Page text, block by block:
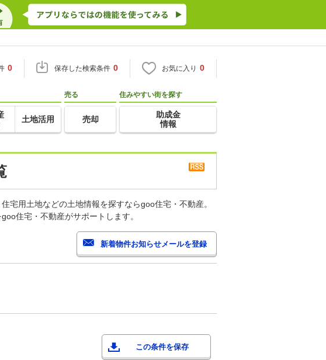
0 保存した検索条件 0 お気に入り 0
土地活用
売る
売却
住みやすい街を探す
助成金
情報
宅用土地などの土地情報を探すならgoo住宅・不動産。
住宅・不動産がサポートします。
この条件を保存